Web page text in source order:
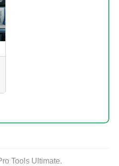
Tools Ultimate.